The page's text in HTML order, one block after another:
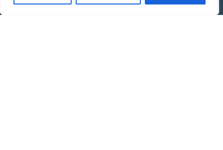
antioxidantes